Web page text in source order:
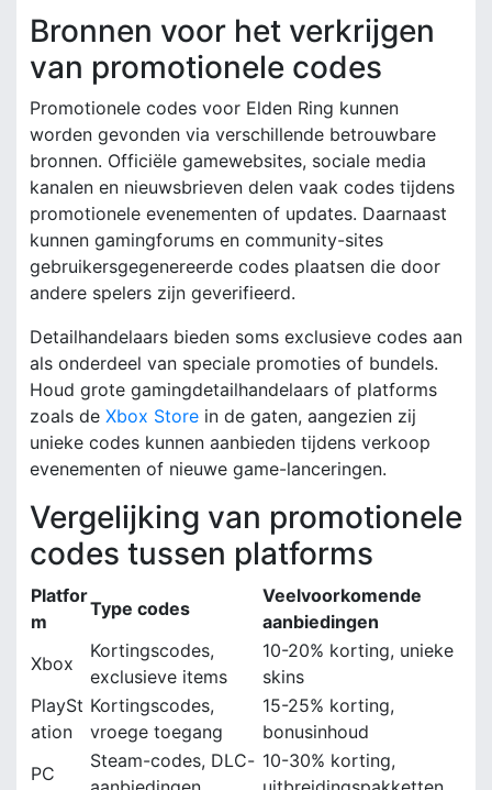
Bronnen voor het verkrijgen
van promotionele codes
Promotionele codes voor Elden Ring kunnen
worden gevonden via verschillende betrouwbare
bronnen. Officiële gamewebsites, sociale media
kanalen en nieuwsbrieven delen vaak codes tijdens
promotionele evenementen of updates. Daarnaast
kunnen gamingforums en community-sites
gebruikersgegenereerde codes plaatsen die door
andere spelers zijn geverifieerd.
Detailhandelaars bieden soms exclusieve codes aan
als onderdeel van speciale promoties of bundels.
Houd grote gamingdetailhandelaars of platforms
zoals de Xbox Store in de gaten, aangezien zij
unieke codes kunnen aanbieden tijdens verkoop
evenementen of nieuwe game-lanceringen.
Vergelijking van promotionele
codes tussen platforms
Platfor
m
Type codes
Veelvoorkomende
aanbiedingen
Xbox
Kortingscodes,
exclusieve items
10-20% korting, unieke
skins
PlaySt
ation
Kortingscodes,
vroege toegang
15-25% korting,
bonusinhoud
PC
Steam-codes, DLC- 10-30% korting,